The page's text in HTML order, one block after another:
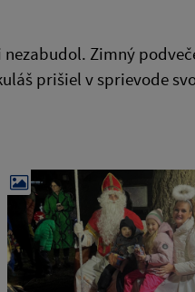
Zimný
prišiel v sprievode